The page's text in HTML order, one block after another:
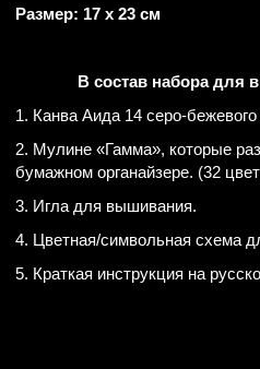
Размер: 17 х 23 см
В состав набора для
1. Канва Аида 14 серо-
2. Мулине «Гамма», которые
бумажном органайзере. (32
3. Игла для вышивания.
4. Цветная/символьная схема
5. Краткая инструкция на